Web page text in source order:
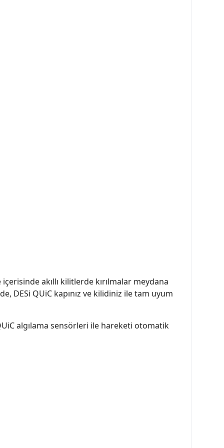
akıllı kilitlerde kırılmalar meydana
DESi QUiC kapınız ve kilidiniz ile tam uyum
algılama sensörleri ile hareketi otomatik